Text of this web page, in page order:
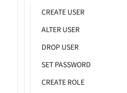
CREATE USER
ALTER USER
DROP USER
SET PASSWORD
CREATE ROLE